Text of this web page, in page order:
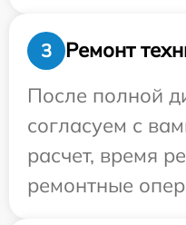
3
Ремонт
После полной
согласуем с
расчет, время
ремонтные